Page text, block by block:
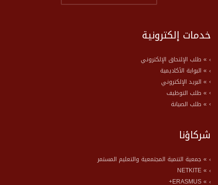
خدمات إلكترونية
» طلب الإلتحاق الإلكتروني
» البوابة الأكاديمية
» البريد الإلكتروني
» طلب التوظيف
» طلب الصيانة
شركاؤنا
» جمعية التنمية المجتمعية والتعليم المستمر
» NETKITE
» ERASMUS+